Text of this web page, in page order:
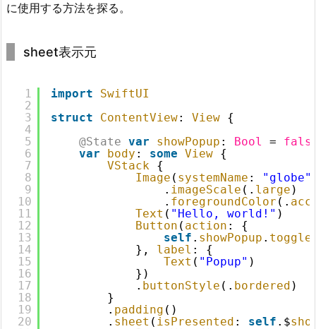
に使用する方法を探る。
sheet表示元
1
2
3
4
5
6
7
8
9
10
11
12
13
14
15
16
17
18
19
20
import
SwiftUI
struct
ContentView: View {
@State var showPopup : Bool =
var
body : some View {
VStack {
Image ( systemName : "globe"
. imageScale (. large )
. foregroundColor (.
Text ( "Hello, world!" )
Button ( action : {
self . showPopup . toggle
}, label : {
Text ( "Popup" )
})
. buttonStyle (. bordered )
}
. padding ()
. sheet ( isPresented : self .$